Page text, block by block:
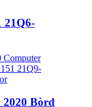
21Q6-
2020 Bòrd